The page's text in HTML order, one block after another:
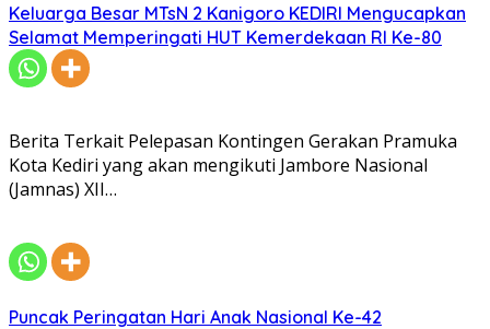
Keluarga Besar MTsN 2 Kanigoro KEDIRI Mengucapkan
Selamat Memperingati HUT Kemerdekaan RI Ke-80
Berita Terkait Pelepasan Kontingen Gerakan Pramuka
Kota Kediri yang akan mengikuti Jambore Nasional
(Jamnas) XII…
Puncak Peringatan Hari Anak Nasional Ke-42